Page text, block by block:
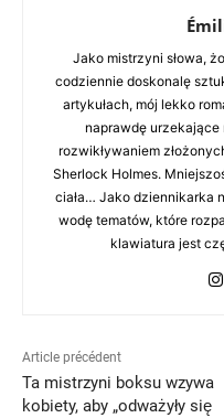
Jako mistrzyni słowa,
codziennie doskonalę
artykułach, mój lekko
naprawdę
rozwikływaniem
Sherlock Holmes.
ciała… Jako dziennikarka
wodę tematów, które
klawiatura jest
Article précédent
Ta mistrzyni boksu wzywa
kobiety, aby „odważyły się